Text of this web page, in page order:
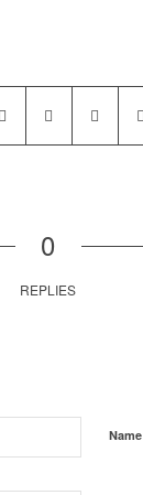
0
REPLIES
Name